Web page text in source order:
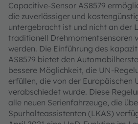
Capacitive-Sensor AS8579
die zuverlässiger und
untergebracht ist und nicht an der
traditionell Drehmomentsensoren
werden. Die Einführung des
AS8579 bietet den
bessere Möglichkeit, die UN-
erfüllen, die von der Europäischen
verabschiedet wurde. Diese
alle neuen Serienfahrzeuge, die
Spurhalteassistenten (LKAS)